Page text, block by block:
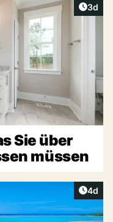
3d
Sie über
müssen
4d